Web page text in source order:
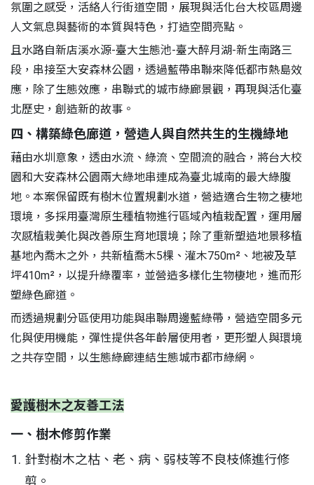
氛圍之感受，活絡人行街道空間，展現與活化台大校區周邊
人文氣息與藝術的本質與特色，打造空間亮點。
且水路自新店溪水源-臺大生態池-臺大醉月湖-新生南路三
段，串接至大安森林公園，透過藍帶串聯來降低都市熱島效
應，除了生態效應，串聯式的城市綠廊景觀，再現與活化臺
北歷史，創造新的故事。
四、構築綠色廊道，營造人與自然共生的生機綠地
藉由水圳意象，透由水流、綠流、空間流的融合，將台大校
園和大安森林公園兩大綠地串連成為臺北城南的最大綠腹
地。本案保留既有樹木位置規劃水道，營造適合生物之棲地
環境，多採用臺灣原生種植物進行區域內植栽配置，運用層
次感植栽美化與改善原生育地環境；除了重新塑造地景移植
基地內喬木之外，共新植喬木5棵、灌木750m²、地被及草
坪410m²，以提升綠覆率，並營造多樣化生物棲地，進而形
塑綠色廊道。
而透過規劃分區使用功能與串聯周邊藍綠帶，營造空間多元
化與使用機能，彈性提供各年齡層使用者，更形塑人與環境
之共存空間，以生態綠廊連結生態城市都市綠網。
愛護樹木之友善工法
一、樹木修剪作業
針對樹木之枯、老、病、弱枝等不良枝條進行修
剪。